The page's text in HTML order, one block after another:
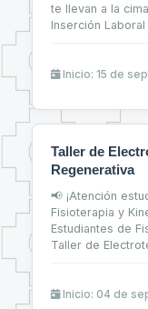
te llevan a la
Inserción
primeros pasos
Inicio: 15 de
Taller de
Regenerativa
📢 ¡Atención
Fisioterapia y
Estudiantes de
Taller de
Inicio: 04 de